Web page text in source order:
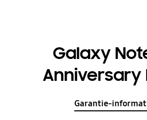
Galaxy
Anniversary
Garantie-